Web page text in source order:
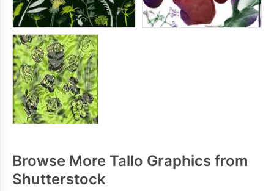
Browse More Tallo Graphics from
Shutterstock